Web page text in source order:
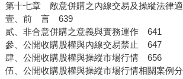
第十七章 敵意併購之內線交易及操縱法律
壹、前 言 639
貳、非合意併購之意義與實務運作 641
參、公開收購股權與內線交易禁止 647
肆、公開收購股權與操縱市場行情 656
伍、公開收購股權與操縱市場行情相關案例